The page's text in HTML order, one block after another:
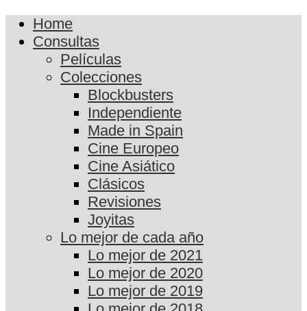
Home
Consultas
Películas
Colecciones
Blockbusters
Independiente
Made in Spain
Cine Europeo
Cine Asiático
Clásicos
Revisiones
Joyitas
Lo mejor de cada año
Lo mejor de 2021
Lo mejor de 2020
Lo mejor de 2019